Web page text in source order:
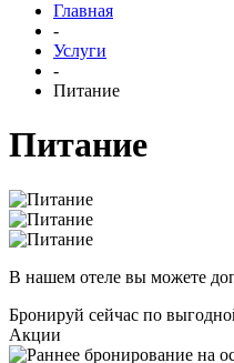
Главная
-
Услуги
-
Питание
Питание
В нашем отеле вы можете
Бронируй сейчас по
Акции